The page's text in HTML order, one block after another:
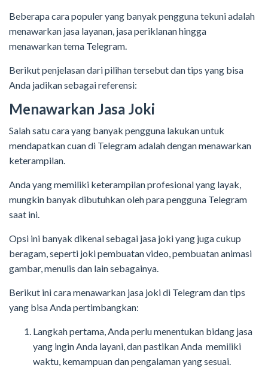
Beberapa cara populer yang banyak pengguna tekuni adalah
menawarkan jasa layanan, jasa periklanan hingga
menawarkan tema Telegram.
Berikut penjelasan dari pilihan tersebut dan tips yang bisa
Anda jadikan sebagai referensi:
Menawarkan Jasa Joki
Salah satu cara yang banyak pengguna lakukan untuk
mendapatkan cuan di Telegram adalah dengan menawarkan
keterampilan.
Anda yang memiliki keterampilan profesional yang layak,
mungkin banyak dibutuhkan oleh para pengguna Telegram
saat ini.
Opsi ini banyak dikenal sebagai jasa joki yang juga cukup
beragam, seperti joki pembuatan video, pembuatan animasi
gambar, menulis dan lain sebagainya.
Berikut ini cara menawarkan jasa joki di Telegram dan tips
yang bisa Anda pertimbangkan:
Langkah pertama, Anda perlu menentukan bidang jasa
yang ingin Anda layani, dan pastikan Anda memiliki
waktu, kemampuan dan pengalaman yang sesuai.